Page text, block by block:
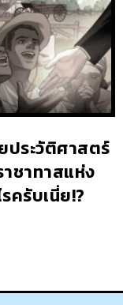
ประวัติศาสตร์
ชาทาสแห่ง
ครับเนี่ย!?